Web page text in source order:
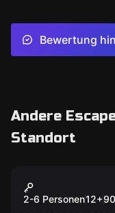
Bewertung
Andere
Standort
90min
2-6 Personen12+90